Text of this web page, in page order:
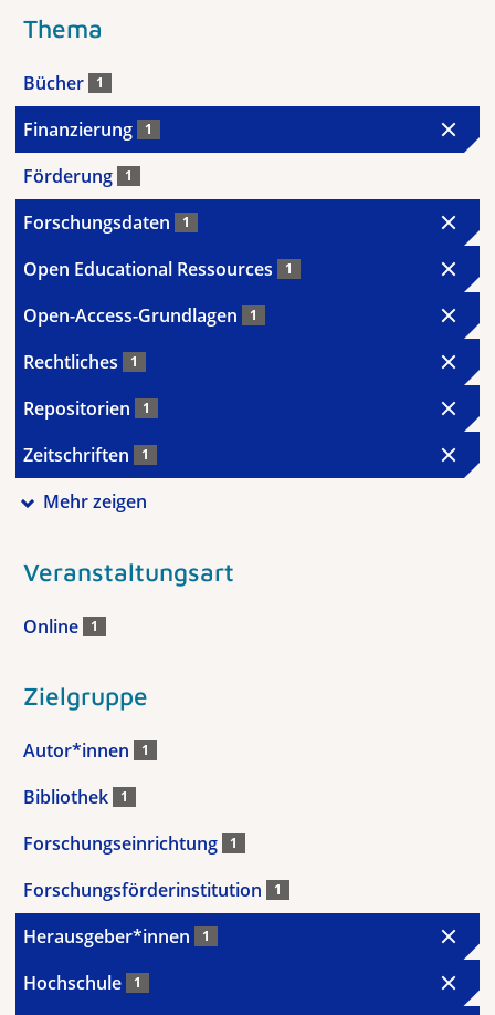
Thema
Bücher 1
Finanzierung 1
Förderung 1
Forschungsdaten 1
Open Educational Ressources 1
Open-Access-Grundlagen 1
Rechtliches 1
Repositorien 1
Zeitschriften 1
Mehr zeigen
Veranstaltungsart
Online 1
Zielgruppe
Autor*innen 1
Bibliothek 1
Forschungseinrichtung 1
Forschungsförderinstitution 1
Herausgeber*innen 1
Hochschule 1